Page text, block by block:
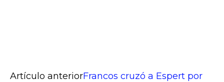
Artículo anteriorFrancos cruzó a Espert por